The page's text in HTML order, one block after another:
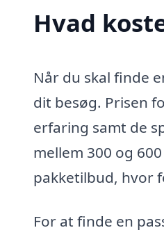
Hvad
Når du skal finde
dit besøg. Prisen
erfaring samt de
mellem 300 og
pakketilbud, hvor
For at finde en